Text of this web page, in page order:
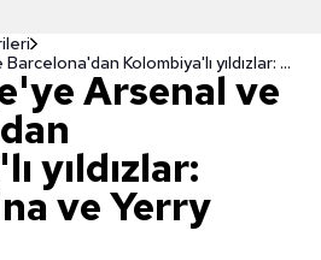
Fenerbahçe'ye Arsenal ve Barcelona'dan Kolombiya'lı yıldızlar: David Ospina ve Yerry Mina
Arsenal ve
yıldızlar:
ve Yerry